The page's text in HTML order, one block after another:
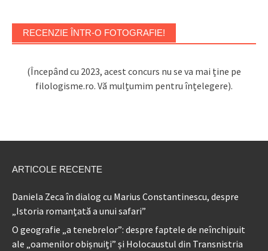
RECENZIE ÎNTR-O FOTOGRAFIE!
(Începând cu 2023, acest concurs nu se va mai ține pe
filologisme.ro. Vă mulțumim pentru înțelegere).
ARTICOLE RECENTE
Daniela Zeca în dialog cu Marius Constantinescu, despre
„Istoria romanțată a unui safari”
O geografie „a tenebrelor”: despre faptele de neînchipuit
ale „oamenilor obișnuiți” și Holocaustul din Transnistria